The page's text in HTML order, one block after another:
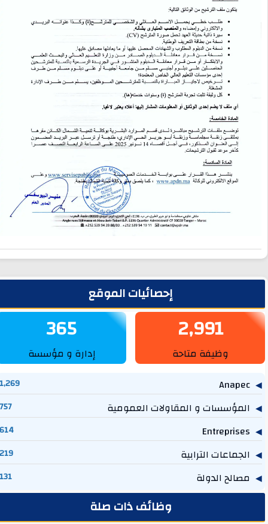
إحصائيات الموقع
2,991
وظيفة متاحة
365
إدارة و مؤسسة
Anapec
1,269
المؤسسات و المقاولات العمومية 757
Entreprises
614
الجماعات الترابية 219
مصالح الدولة 131
وظائف ذات صلة